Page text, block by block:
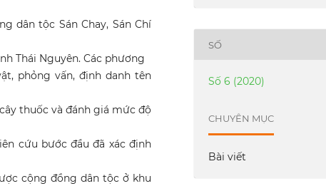
dân tộc Sán Chay, Sán Chí
Thái Nguyên. Các phương
phỏng vấn, định danh tên
thuốc và đánh giá mức độ
cứu bước đầu đã xác định
cộng đồng dân tộc ở khu
SỐ
Số 6 (2020)
CHUYÊN MỤC
Bài viết